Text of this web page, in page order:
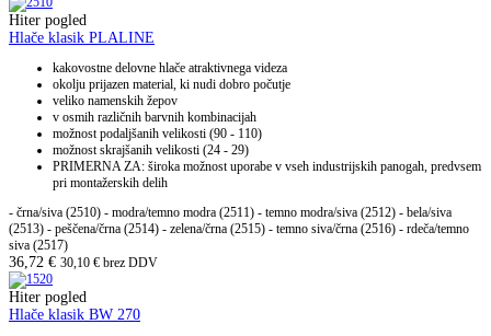
Hiter pogled
Hlače klasik PLALINE
kakovostne delovne hlače atraktivnega videza
okolju prijazen material, ki nudi dobro počutje
veliko namenskih žepov
v osmih različnih barvnih kombinacijah
možnost podaljšanih velikosti (90 - 110)
možnost skrajšanih velikosti (24 - 29)
PRIMERNA ZA: široka možnost uporabe v vseh industrijskih panogah, predvsem
pri montažerskih delih
- črna/siva (2510) - modra/temno modra (2511) - temno modra/siva (2512) - bela/siva
(2513) - peščena/črna (2514) - zelena/črna (2515) - temno siva/črna (2516) - rdeča/temno
siva (2517)
36,72 € 30,10 € brez DDV
Hiter pogled
Hlače klasik BW 270